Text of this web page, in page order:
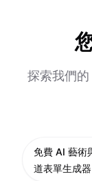
探索我們
免費 AI 藝術
道表單生成器